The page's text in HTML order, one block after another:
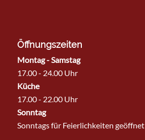
Öffnungszeiten
Montag - Samstag
17.00 - 24.00 Uhr
Küche
17.00 - 22.00 Uhr
Sonntag
Sonntags für Feierlichkeiten geöffnet